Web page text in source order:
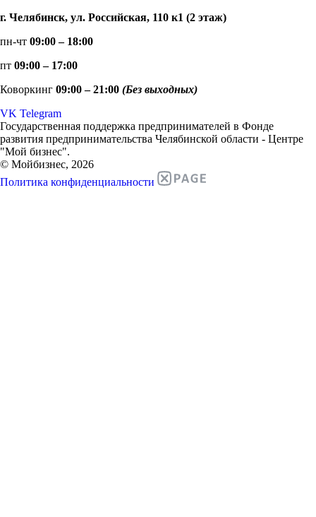
г. Челябинск, ул. Российская, 110 к1 (2 этаж)
пн-чт 09:00 – 18:00
пт 09:00 – 17:00
Коворкинг 09:00 – 21:00 (Без выходных)
VK Telegram
Государственная поддержка предпринимателей в Фонде
развития предпринимательства Челябинской области - Центре
"Мой бизнес".
© Мойбизнес, 2026
Политика конфиденциальности